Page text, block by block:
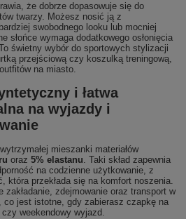
że dobrze dopasowuje się do
twarzy. Możesz nosić ją z
swobodnego looku lub mocniej
słońce wymaga dodatkowego osłonięcia
świetny wybór do sportowych stylizacji
przejściową czy koszulką treningową,
na miasto.
i łatwa
na wyjazdy i
mieszanki materiałów
oraz 5% elastanu. Taki skład zapewnia
na codzienne użytkowanie, z
która przekłada się na komfort noszenia.
zakładanie, zdejmowanie oraz transport w
co jest istotne, gdy zabierasz czapkę na
weekendowy wyjazd.